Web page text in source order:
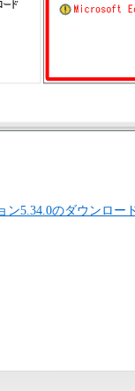
ン5.34.0のダウンロー